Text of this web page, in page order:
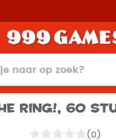
ring!, 60
(0)